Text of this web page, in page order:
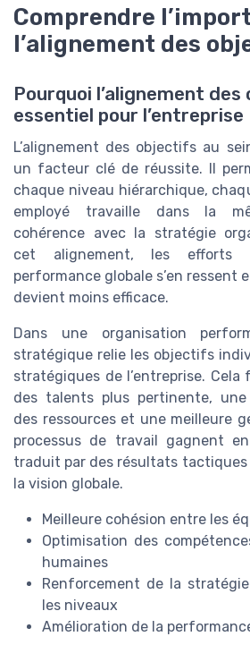
Comprendre
l’alignement des
Pourquoi l’alignement
essentiel pour l’entreprise
L’alignement des objectifs au
un facteur clé de réussite. Il
chaque niveau hiérarchique,
employé travaille dans la
cohérence avec la stratégie
cet alignement, les efforts
performance globale s’en ressent
devient moins efficace.
Dans une organisation
stratégique relie les objectifs
stratégiques de l’entreprise.
des talents plus pertinente,
des ressources et une meilleure
processus de travail gagnent
traduit par des résultats tactiques
la vision globale.
Meilleure cohésion entre les
Optimisation des
humaines
Renforcement de la
les niveaux
Amélioration de la